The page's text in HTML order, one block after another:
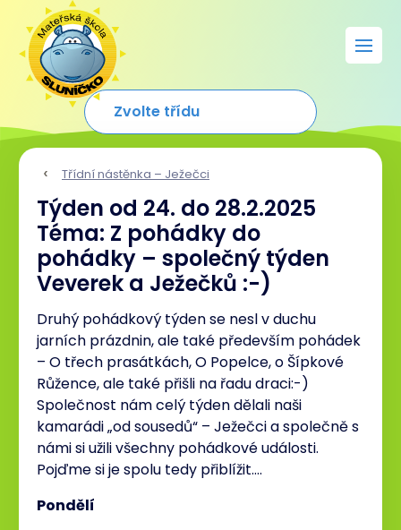
Třídní nástěnka – Ježečci
Týden od 24. do 28.2.2025
Téma: Z pohádky do
pohádky – společný týden
Veverek a Ježečků :-)
Druhý pohádkový týden se nesl v duchu
jarních prázdnin, ale také především pohádek
– O třech prasátkách, O Popelce, o Šípkové
Růžence, ale také přišli na řadu draci:-)
Společnost nám celý týden dělali naši
kamarádi „od sousedů“ – Ježečci a společně s
námi si užili všechny pohádkové události.
Pojďme si je spolu tedy přiblížit….
Pondělí